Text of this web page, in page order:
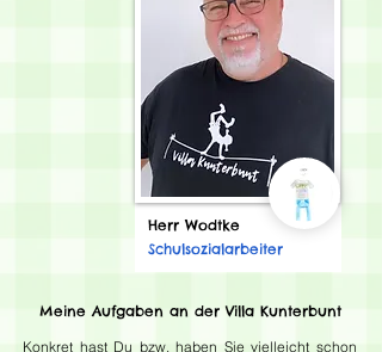
Herr Wodtke
Schulsozialarbeiter
MeineAufgaben an der Villa Kunterbunt
Konkret hast Du bzw. haben Sie vielleicht schon